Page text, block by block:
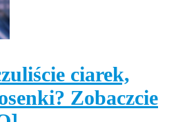
ciarek,
Zobaczcie